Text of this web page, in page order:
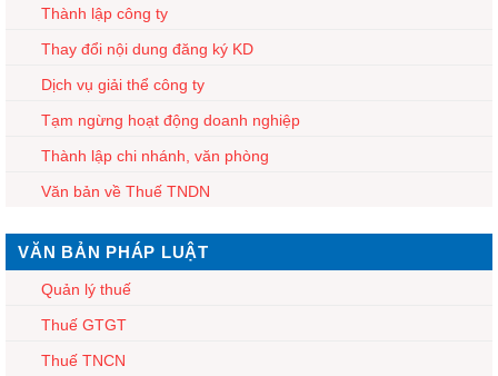
Thành lập công ty
Thay đổi nội dung đăng ký KD
Dịch vụ giải thể công ty
Tạm ngừng hoạt động doanh nghiệp
Thành lập chi nhánh, văn phòng
Văn bản về Thuế TNDN
VĂN BẢN PHÁP LUẬT
Quản lý thuế
Thuế GTGT
Thuế TNCN